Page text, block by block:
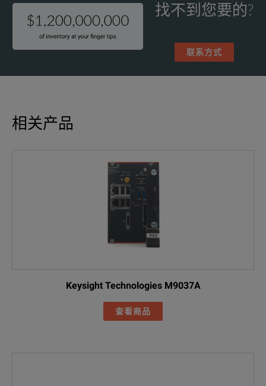
找不到您要的?
联系方式
相关产品
Keysight Technologies M9037A
查看商品